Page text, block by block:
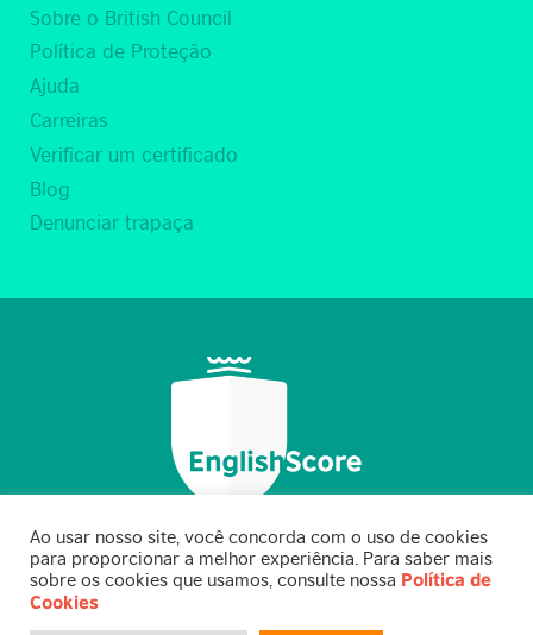
Sobre o British Council
Política de Proteção
Ajuda
Carreiras
Verificar um certificado
Blog
Denunciar trapaça
Ao usar nosso site, você concorda com o uso de cookies
para proporcionar a melhor experiência. Para saber mais
sobre os cookies que usamos, consulte nossa Política de
Cookies